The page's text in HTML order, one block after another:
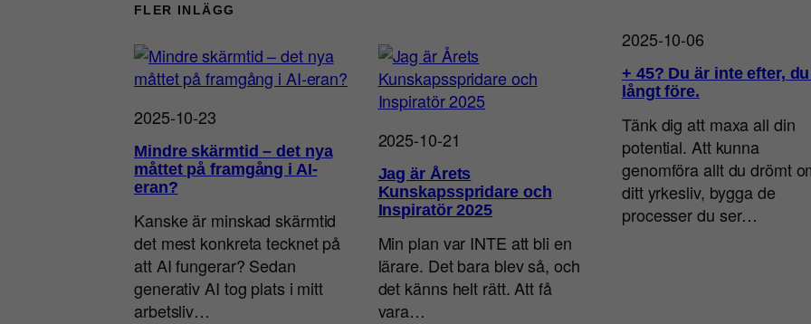
FLER INLÄGG
2025-10-23
Mindre skärmtid – det nya
måttet på framgång i AI-
eran?
Kanske är minskad skärmtid
det mest konkreta tecknet på
att AI fungerar? Sedan
generativ AI tog plats i mitt
arbetsliv…
2025-10-21
Jag är Årets
Kunskapsspridare och
Inspiratör 2025
Min plan var INTE att bli en
lärare. Det bara blev så, och
det känns helt rätt. Att få
vara…
2025-10-06
+ 45? Du är inte efter,
långt före.
Tänk dig att maxa all din
potential. Att kunna
genomföra allt du drömt
ditt yrkesliv, bygga de
processer du ser…